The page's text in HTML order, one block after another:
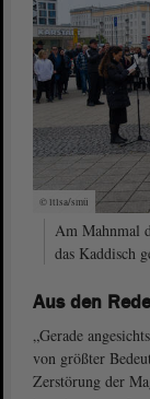
© ltlsa/smü
Am Mahnmal
das Kaddisch
Aus den
„Gerade
von größter
Zerstörung der